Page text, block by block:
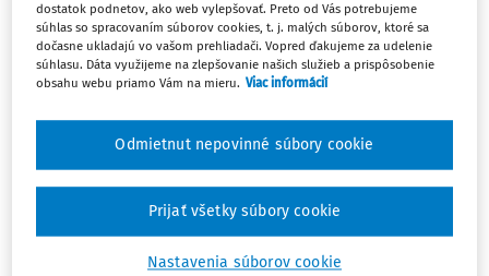
Počet vyhľadaných dokumentov:2
Zoradiť podľa
ČLÁNKY
Neprijateľné zmluvné podmienky a ich
prieskum v exekučnom konaní
Cieľom príspevku je zodpovedať otázku, či majú byť
dostatok podnetov, ako web vylepšovať. Preto od Vás potrebujeme
súhlas so spracovaním súborov cookies, t. j. malých súborov, ktoré sa
dočasne ukladajú vo vašom prehliadači. Vopred ďakujeme za udelenie
súhlasu. Dáta využijeme na zlepšovanie našich služieb a prispôsobenie
obsahu webu priamo Vám na mieru. Viac informácií
Nastavenia súborov cookie
Odmietnut nepovinné súbory cookie
Prijať všetky súbory cookie